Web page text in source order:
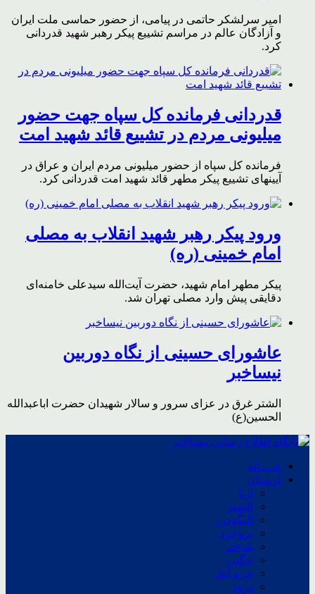
امیر سرلشکر حاتمی در پیامی، از حضور حماسی ملت ایران
و آزادگان عالم در مراسم تشییع پیکر رهبر شهید قدردانی
کرد.
قدردانی فرمانده کل سپاه جهت حضور
میلیونی مردم در تشییع قائد شهید امت
فرمانده کل سپاه از حضور میلیونی مردم ایران و عراق در
آیینهای تشییع پیکر مطهر قائد شهید امت قدردانی کرد.
ورود پیکر رهبر شهید انقلاب به مصلی
امام خمینی (ره)
پیکر مطهر امام شهید،‌ حضرت آیت‌الله سیدعلی خامنه‌ای
دقایقی پیش وارد مصلی تهران شد.
عاشورای حسینی از نگاه دوربین
نیساخبر
الشتر غرق در عزای سرور و سالار شهیدان حضرت اباعبدالله
الحسین(ع)
خــــانه
لرستان
ازنا
الشتر
الیگودرز
بروجرد
پلدختر
چگنی
خرم آباد
درود